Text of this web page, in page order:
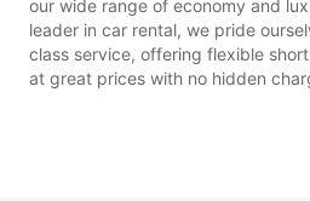
our wide range of economy and
leader in car rental, we pride
class service, offering flexible
at great prices with no hidden